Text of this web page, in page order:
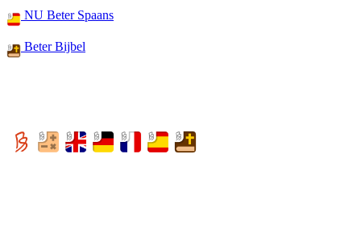
NU Beter Spaans
Beter Bijbel